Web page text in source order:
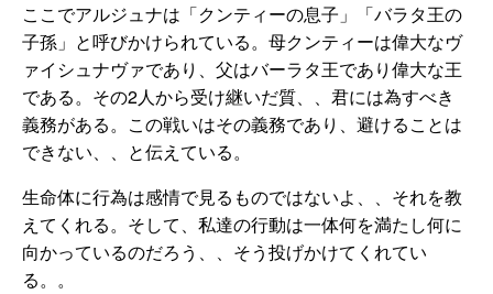
ここでアルジュナは「クンティーの息子」「バラタ王の
子孫」と呼びかけられている。母クンティーは偉大なヴ
ァイシュナヴァであり、父はバーラタ王であり偉大な王
である。その2人から受け継いだ質、、君には為すべき
義務がある。この戦いはその義務であり、避けることは
できない、、と伝えている。
生命体に行為は感情で見るものではないよ、、それを教
えてくれる。そして、私達の行動は一体何を満たし何に
向かっているのだろう、、そう投げかけてくれてい
る。。